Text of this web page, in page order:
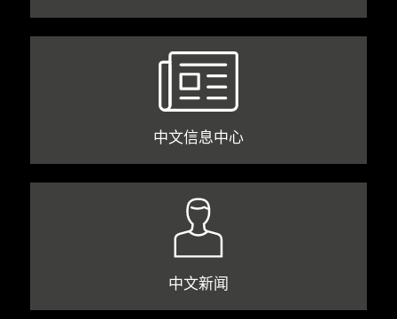
中文信息中心
中文新闻